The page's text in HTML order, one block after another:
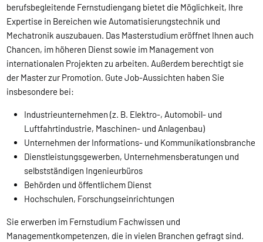
berufsbegleitende Fernstudiengang bietet die Möglichkeit, Ihre
Expertise in Bereichen wie Automatisierungstechnik und
Mechatronik auszubauen. Das Masterstudium eröffnet Ihnen auch
Chancen, im höheren Dienst sowie im Management von
internationalen Projekten zu arbeiten. Außerdem berechtigt sie
der Master zur Promotion. Gute Job-Aussichten haben Sie
insbesondere bei:
Industrieunternehmen (z. B. Elektro-, Automobil- und
Luftfahrtindustrie, Maschinen- und Anlagenbau)
Unternehmen der Informations- und Kommunikationsbranche
Dienstleistungsgewerben, Unternehmensberatungen und
selbstständigen Ingenieurbüros
Behörden und öffentlichem Dienst
Hochschulen, Forschungseinrichtungen
Sie erwerben im Fernstudium Fachwissen und
Managementkompetenzen, die in vielen Branchen gefragt sind.